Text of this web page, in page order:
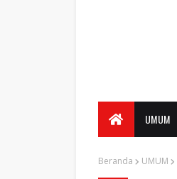
UMUM
Beranda UMUM